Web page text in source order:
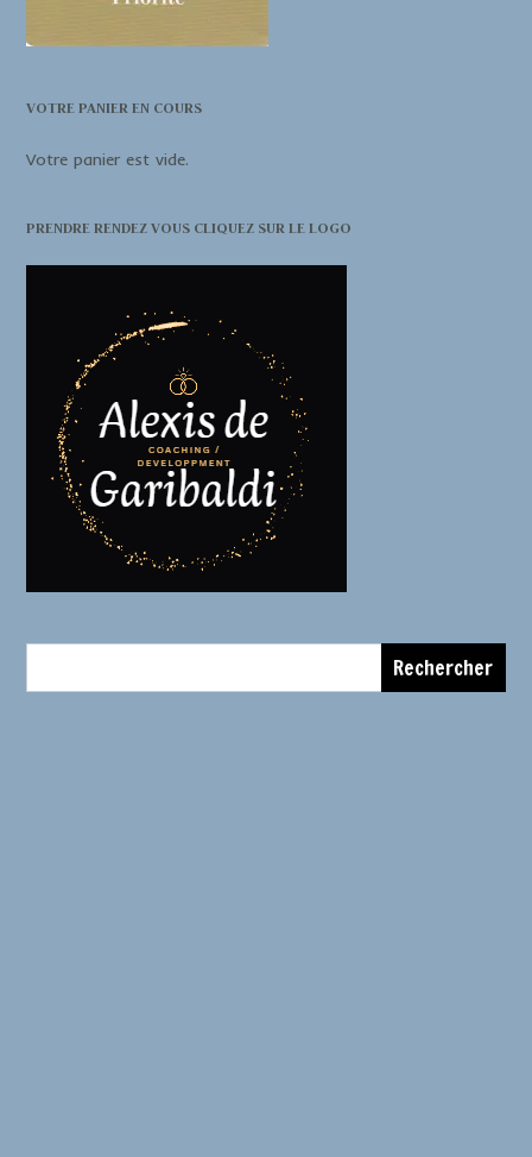
VOTRE PANIER EN COURS
Votre panier est vide.
PRENDRE RENDEZ VOUS CLIQUEZ SUR LE LOGO
Rechercher